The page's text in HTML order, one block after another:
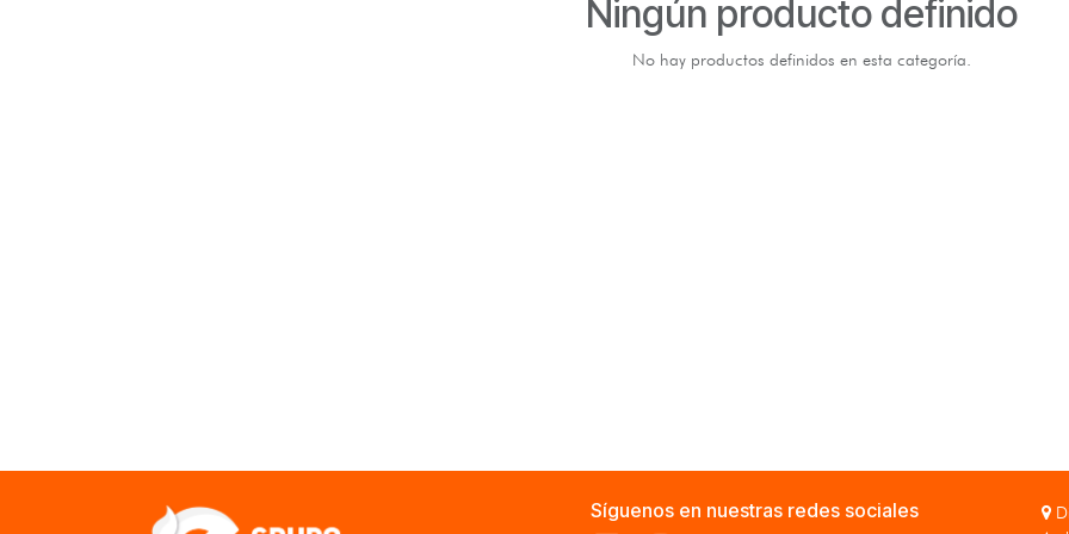
Ningún producto definido
No hay productos definidos en esta categoría.
Síguenos en nuestras redes sociales